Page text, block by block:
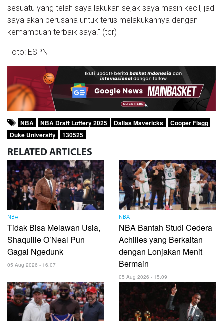
sesuatu yang telah saya lakukan sejak saya masih kecil, jadi
saya akan berusaha untuk terus melakukannya dengan
kemampuan terbaik saya." (tor)
Foto: ESPN
NBA NBA Draft Lottery 2025 Dallas Mavericks
Cooper Flagg
Duke University
130525
RELATED ARTICLES
NBA
Tidak Bisa Melawan Usia,
Shaquille O’Neal Pun
Gagal Ngedunk
05 Aug 2026 - 16:07
NBA
NBA Bantah Studi Cedera
Achilles yang Berkaitan
dengan Lonjakan Menit
Bermain
05 Aug 2026 - 15:09